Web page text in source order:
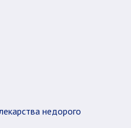
недорого